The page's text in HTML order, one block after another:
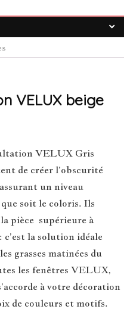
VELUX beige
de créer l’obscurité
un niveau
soit le coloris. Ils
pièce supérieure à
la solution idéale
grasses matinées du
les fenêtres VELUX,
à votre décoration
de couleurs et motifs.